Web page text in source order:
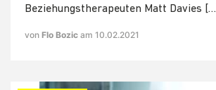
Beziehungstherapeuten Matt Davies […]
von Flo Bozic am 10.02.2021